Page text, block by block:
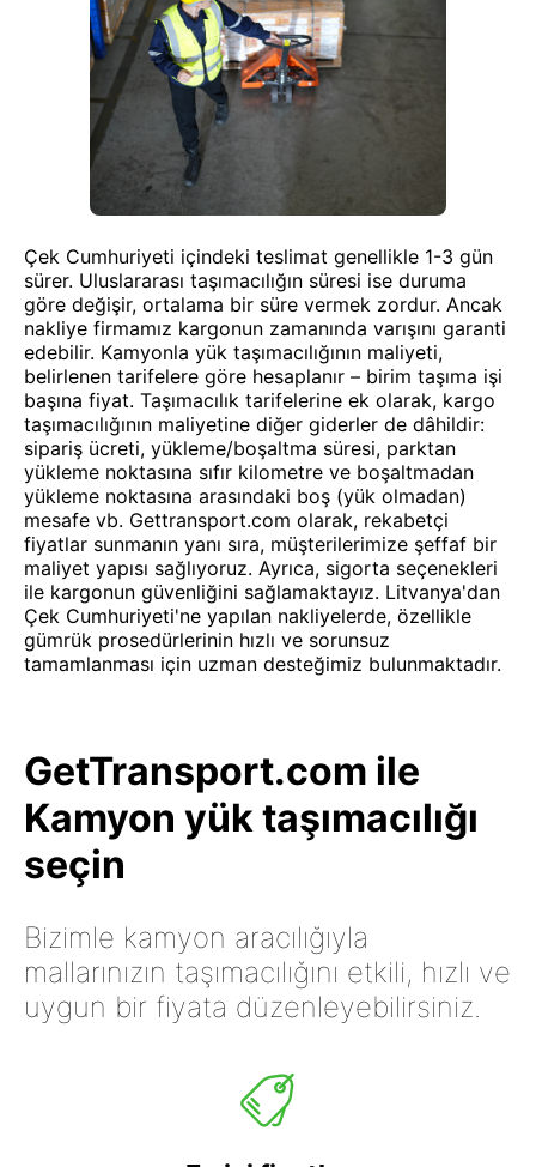
Çek Cumhuriyeti içindeki teslimat genellikle 1-3 gün
sürer. Uluslararası taşımacılığın süresi ise duruma
göre değişir, ortalama bir süre vermek zordur. Ancak
nakliye firmamız kargonun zamanında varışını garanti
edebilir. Kamyonla yük taşımacılığının maliyeti,
belirlenen tarifelere göre hesaplanır – birim taşıma işi
başına fiyat. Taşımacılık tarifelerine ek olarak, kargo
taşımacılığının maliyetine diğer giderler de dâhildir:
sipariş ücreti, yükleme/boşaltma süresi, parktan
yükleme noktasına sıfır kilometre ve boşaltmadan
yükleme noktasına arasındaki boş (yük olmadan)
mesafe vb. Gettransport.com olarak, rekabetçi
fiyatlar sunmanın yanı sıra, müşterilerimize şeffaf bir
maliyet yapısı sağlıyoruz. Ayrıca, sigorta seçenekleri
ile kargonun güvenliğini sağlamaktayız. Litvanya'dan
Çek Cumhuriyeti'ne yapılan nakliyelerde, özellikle
gümrük prosedürlerinin hızlı ve sorunsuz
tamamlanması için uzman desteğimiz bulunmaktadır.
GetTransport.com ile
Kamyon yük taşımacılığı
seçin
Bizimle kamyon aracılığıyla
mallarınızın taşımacılığını etkili, hızlı ve
uygun bir fiyata düzenleyebilirsiniz.